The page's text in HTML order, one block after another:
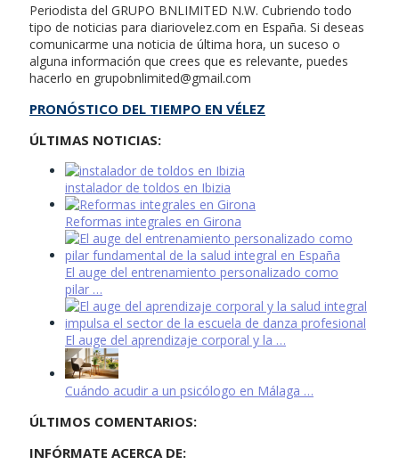
Periodista del GRUPO BNLIMITED N.W. Cubriendo todo
tipo de noticias para diariovelez.com en España. Si deseas
comunicarme una noticia de última hora, un suceso o
alguna información que crees que es relevante, puedes
hacerlo en grupobnlimited@gmail.com
PRONÓSTICO DEL TIEMPO EN VÉLEZ
ÚLTIMAS NOTICIAS:
instalador de toldos en Ibizia
Reformas integrales en Girona
El auge del entrenamiento personalizado como
pilar …
El auge del aprendizaje corporal y la …
Cuándo acudir a un psicólogo en Málaga …
ÚLTIMOS COMENTARIOS:
INFÓRMATE ACERCA DE: